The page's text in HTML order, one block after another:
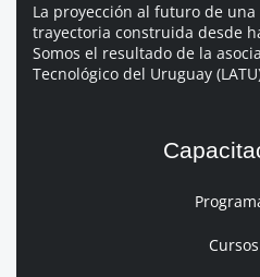
La proyección al futuro de una
trayectoria construida desde
Somos el resultado de la
Tecnológico del Uruguay
Cursos